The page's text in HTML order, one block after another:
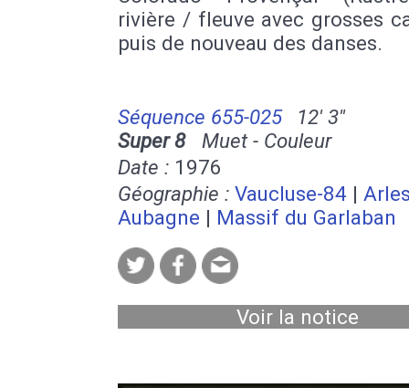
rivière / fleuve avec grosses
puis de nouveau des danses.
Séquence 655-025
12' 3''
Super 8Muet - Couleur
Date : 1976
Géographie : Vaucluse-84 |
Aubagne | Massif du Garlaban
Voir la notice